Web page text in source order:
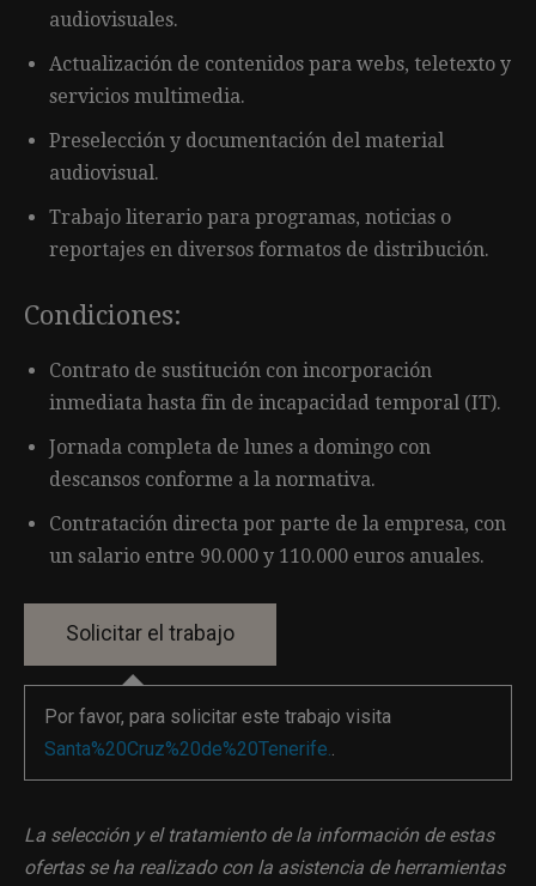
audiovisuales.
Actualización de contenidos para webs, teletexto y
servicios multimedia.
Preselección y documentación del material
audiovisual.
Trabajo literario para programas, noticias o
reportajes en diversos formatos de distribución.
Condiciones:
Contrato de sustitución con incorporación
inmediata hasta fin de incapacidad temporal (IT).
Jornada completa de lunes a domingo con
descansos conforme a la normativa.
Contratación directa por parte de la empresa, con
un salario entre 90.000 y 110.000 euros anuales.
Por favor, para solicitar este trabajo visita
Santa%20Cruz%20de%20Tenerife..
La selección y el tratamiento de la información de estas
ofertas se ha realizado con la asistencia de herramientas